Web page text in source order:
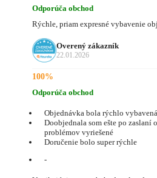
Odporúča obchod
Rýchle, priam expresné vybavenie
Overený zákazník
22.01.2026
100%
Odporúča obchod
Objednávka bola rýchlo vybavená
Doobjednala som ešte po zaslaní
problémov vyriešené
Doručenie bolo super rýchle
-